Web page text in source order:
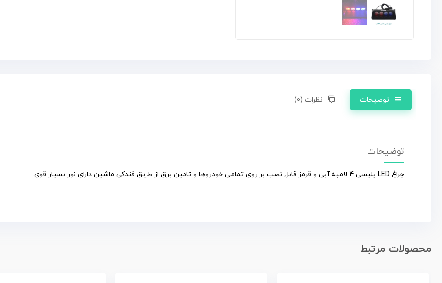
توضیحات نظرات (0)
توضیحات
چراغ LED پلیسی 4 لامپه آبی و قرمز قابل نصب بر روی تمامی خودروها و تامین برق از طریق فندکی ماشین دارای نور بسیار قوی.
محصولات مرتبط